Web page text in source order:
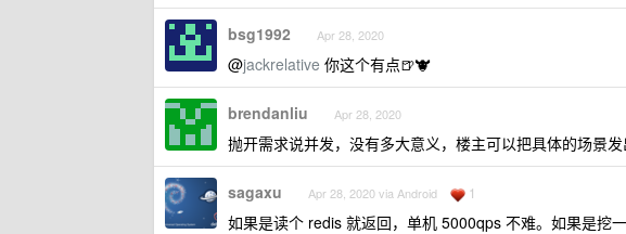
bsg1992 Apr 28, 2020
@jackrelative 你这个有点🍺🐮
brendanliu Apr 28, 2020
抛开需求说并发，没有多大意义，楼主可以把具体的场景
sagaxu Apr 28, 2020 via Android 1
如果是读个 redis 就返回，单机 5000qps 不难。如果是挖